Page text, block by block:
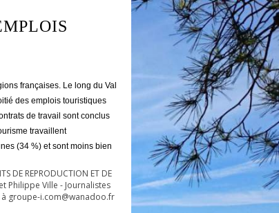
françaises. Le long du Val
des emplois touristiques
de travail sont conclus
travaillent
(34 %) et sont moins bien
REPRODUCTION ET DE
Philippe Ville - Journalistes
groupe-i.com@wanadoo.fr